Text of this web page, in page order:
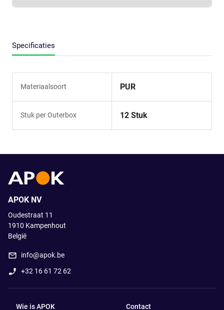
Specificaties
Materiaalsoort PUR
Stuk per Outerbox 12 Stuk
APOK NV
Oudestraat 11
1910 Kampenhout
België
info@apok.be
+32 16 61 72 62
Wie is APOK Contact